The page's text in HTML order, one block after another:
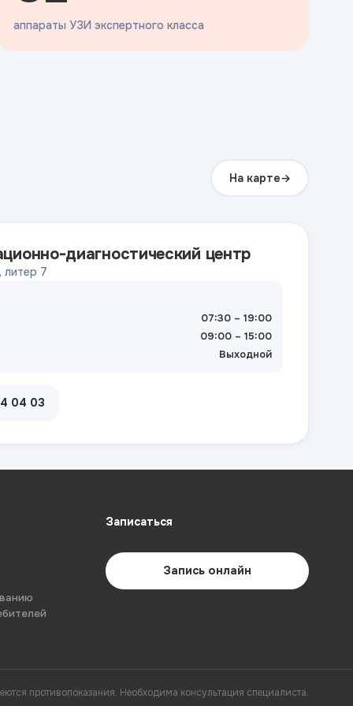
аппараты УЗИ экспертного класса
На карте
диагностический центр
литер 7
07:30 – 19:00
09:00 – 15:00
Выходной
04 03
Записаться
Запись онлайн
противопоказания. Необходима консультация специалиста.